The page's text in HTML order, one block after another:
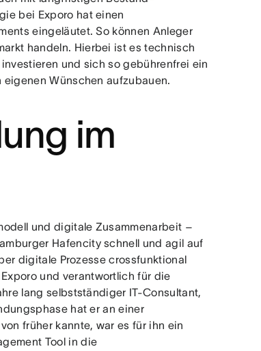
bei Exporo hat einen
eingeläutet. So können Anleger
handeln. Hierbei ist es technisch
und sich so gebührenfrei ein
Wünschen aufzubauen.
im
und digitale Zusammenarbeit –
Hafencity schnell und agil auf
digitale Prozesse crossfunktional
und verantwortlich für die
lang selbstständiger IT-Consultant,
hat er an einer
früher kannte, war es für ihn ein
Tool in die